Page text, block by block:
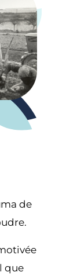
de
que